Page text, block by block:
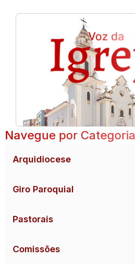
Navegue por Categoria
Arquidiocese
Giro Paroquial
Pastorais
Comissões